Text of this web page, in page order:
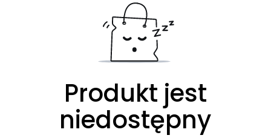
Produkt jest
niedostępny